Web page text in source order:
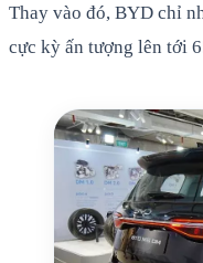
Thay vào đó, BYD chỉ
cực kỳ ấn tượng lên tới